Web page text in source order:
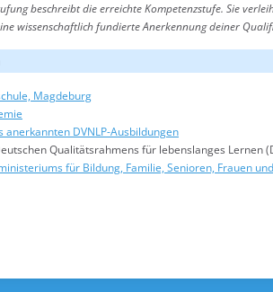
beschreibt die erreichte Kompetenzstufe. Sie
wissenschaftlich fundierte Anerkennung deiner
Magdeburg
anerkannten DVNLP-Ausbildungen
Qualitätsrahmens für lebenslanges Lernen
für Bildung, Familie, Senioren, Frauen